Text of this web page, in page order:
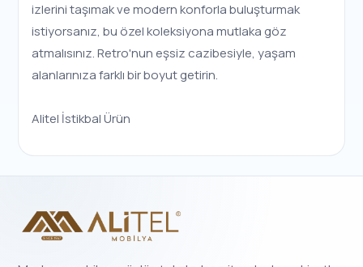
izlerini taşımak ve modern konforla buluşturmak
istiyorsanız, bu özel koleksiyona mutlaka göz
atmalısınız. Retro'nun eşsiz cazibesiyle, yaşam
alanlarınıza farklı bir boyut getirin.
Alitel İstikbal Ürün